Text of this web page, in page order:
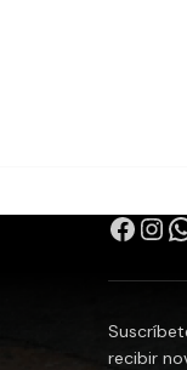
recibir